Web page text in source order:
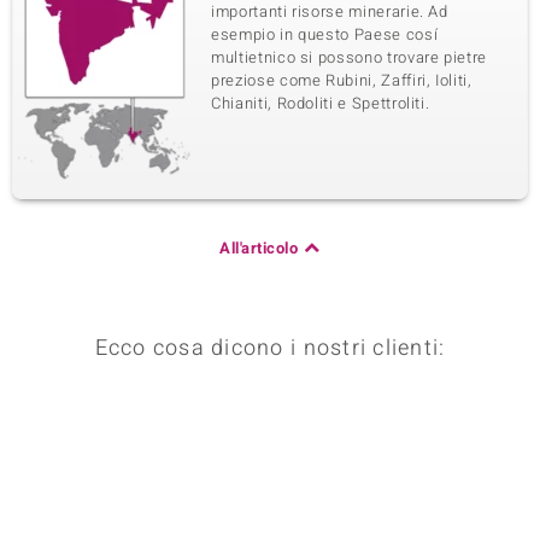
importanti risorse minerarie. Ad
esempio in questo Paese cosí
multietnico si possono trovare pietre
preziose come Rubini, Zaffiri, Ioliti,
Chianiti, Rodoliti e Spettroliti.
All'articolo
Ecco cosa dicono i nostri clienti: